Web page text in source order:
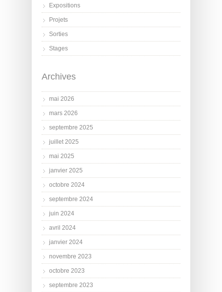
Expositions
Projets
Sorties
Stages
Archives
mai 2026
mars 2026
septembre 2025
juillet 2025
mai 2025
janvier 2025
octobre 2024
septembre 2024
juin 2024
avril 2024
janvier 2024
novembre 2023
octobre 2023
septembre 2023